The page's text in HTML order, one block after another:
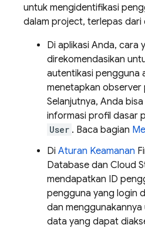
untuk mengidentifikasi
dalam project, terlepas dari
Di aplikasi Anda, cara
direkomendasikan
autentikasi pengguna
menetapkan observer
Selanjutnya, Anda
informasi profil dasar
User . Baca bagian
Di Aturan Keamanan
Database dan Cloud
mendapatkan ID
pengguna yang login
dan
data yang dapat